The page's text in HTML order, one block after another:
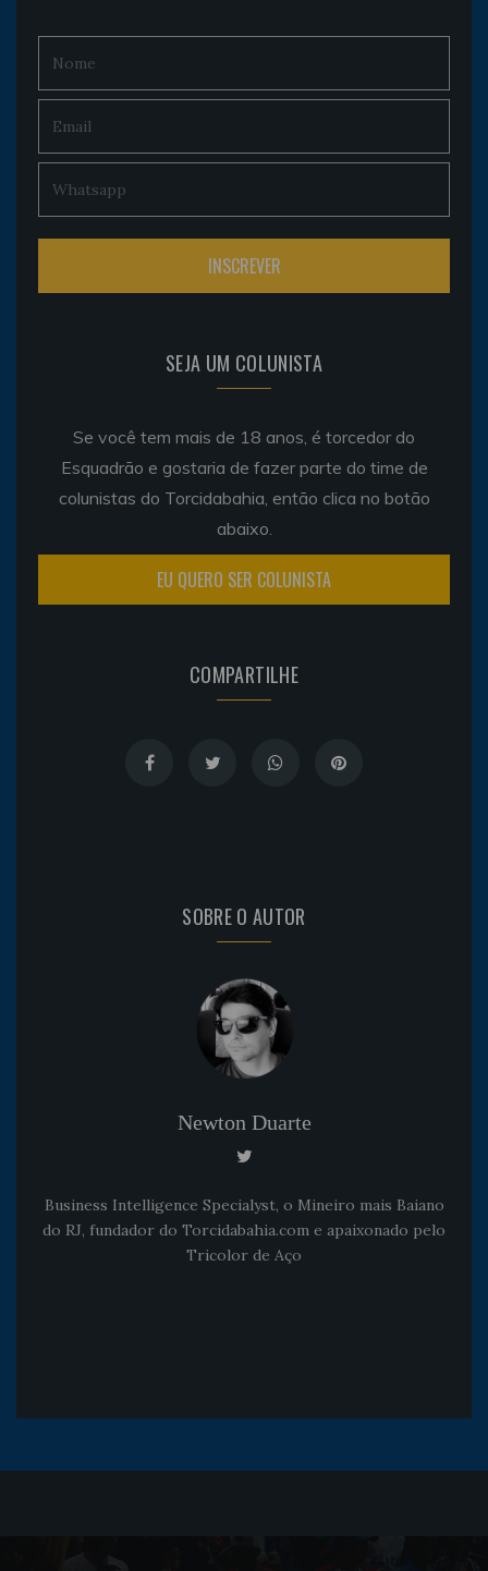
SEJA UM COLUNISTA
Se você tem mais de 18 anos, é torcedor do
Esquadrão e gostaria de fazer parte do time de
colunistas do Torcidabahia, então clica no botão
abaixo.
EU QUERO SER COLUNISTA
COMPARTILHE
SOBRE O AUTOR
Newton Duarte
Business Intelligence Specialyst, o Mineiro mais Baiano
do RJ, fundador do Torcidabahia.com e apaixonado pelo
Tricolor de Aço